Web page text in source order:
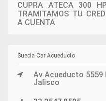
CUPRA ATECA 300
TRAMITAMOS TU
A CUENTA
Suecia Car Acueducto
Av Acueducto 5559
Jalisco